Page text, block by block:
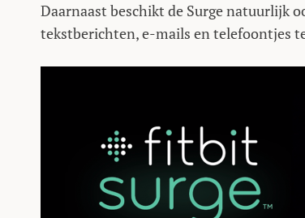
Daarnaast beschikt de Surge natuurlijk
tekstberichten, e-mails en telefoontjes